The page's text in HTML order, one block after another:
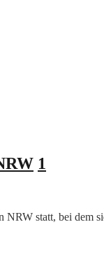
1
statt, bei dem